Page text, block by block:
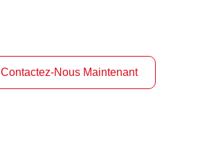
Contactez-Nous Maintenant